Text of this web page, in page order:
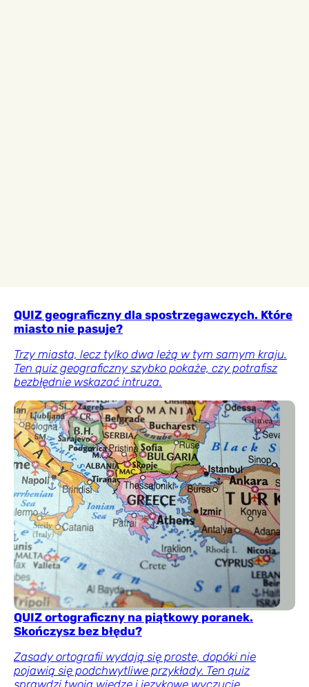
QUIZ geograficzny dla spostrzegawczych. Które
miasto nie pasuje?
Trzy miasta, lecz tylko dwa leżą w tym samym kraju.
Ten quiz geograficzny szybko pokaże, czy potrafisz
bezbłędnie wskazać intruza.
QUIZ ortograficzny na piątkowy poranek.
Skończysz bez błędu?
Zasady ortografii wydają się proste, dopóki nie
pojawią się podchwytliwe przykłady. Ten quiz
sprawdzi twoją wiedzę i językowe wyczucie.